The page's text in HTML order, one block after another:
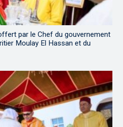
par le Chef du gouvernement
Moulay El Hassan et du